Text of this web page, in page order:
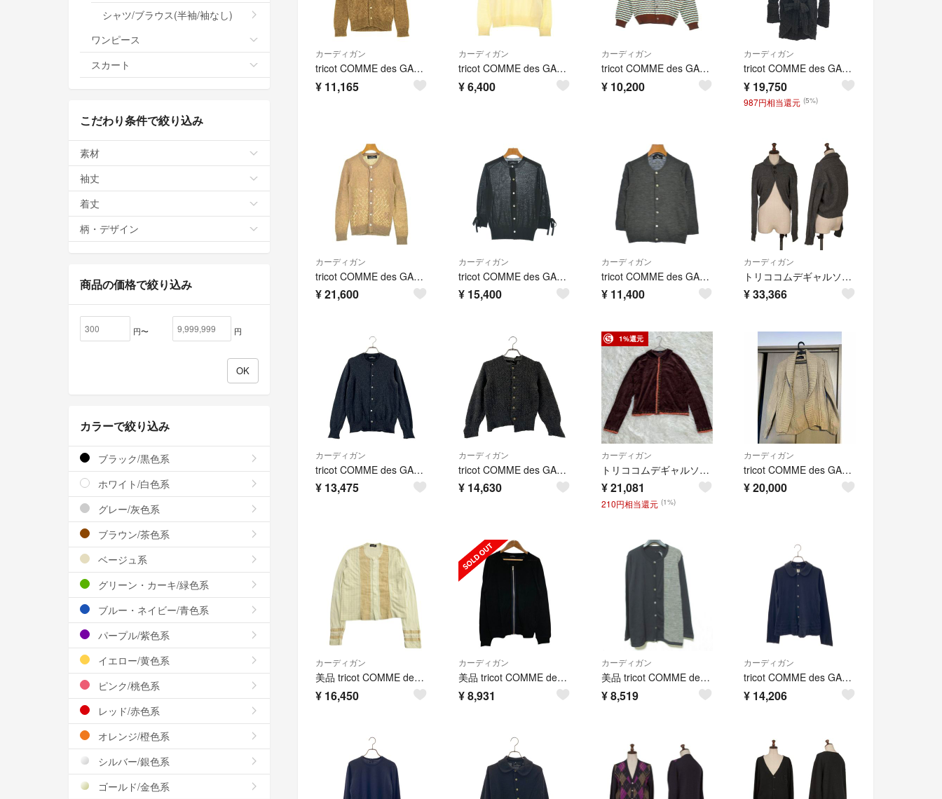
カーディガン
tricot COMME des GARCONS / トリココムデギャルソン | 2017AW | アルパカ クルーネックカーディガン | ブラウン | レディース
¥ 11,165
カーディガン
tricot COMME des GARCONS カーディガン M 白 【古着】【中古】【送料無料】
¥6,400
カーディガン
tricot COMME des GARCONS カーディガン S 茶 【古着】【中古】【送料無料】
¥ 10,200
カーディガン
tricot COMME des GARCONS トリココムデギャルソン 2006AW セーフティピン ウールニットガウン カーディガン TR-N028 グレー
¥ 19,750
987円相当還元 (5%)
カーディガン
tricot COMME des GARCONS カーディガン S 茶 【古着】【中古】【送料無料】
¥21,600
カーディガン
tricot COMME des GARCONS カーディガン M 黒 【古着】【中古】【送料無料】
¥ 15,400
カーディガン
tricot COMME des GARCONS カーディガン S グレー 【古着】【中古】【送料無料】
¥ 11,400
カーディガン
トリココムデギャルソンtricot COMME des GARCONS ウールラウンドシルエットニットボレロカーディガン グレーM位
¥33,366
カーディガン
tricot COMME des GARCONS / トリココムデギャルソン | 2012AW | cashmere 100％ / カシミヤ ニット カーディガン | ダークグレー | レディース
¥ 13,475
カーディガン
tricot COMME des GARCONS / トリココムデギャルソン | 2007AW | ケーブルニット 捻れ カーディガン | グレー | レディース
¥ 14,630
1%還元
カーディガン
トリココムデギャルソン ベロア襟 カーディガン 茶 刺繍 ブラウン AD2002
¥21,081
210円相当還元 (1%)
カーディガン
tricot COMME des GARÇONS ベージュ ショールカーディガン
¥20,000
カーディガン
美品 tricot COMME des GARCONS トリココムデギャルソン 06ss 製品染め 異素材 カーディガン カットソー ピンタック ベージュ レディース 古着 中古 USED
¥ 16,450
カーディガン
美品 tricot COMME des GARCONS トリココムデギャルソン ジップ ニットカーディガン ジャケット TI-T059 ブラック レディース 古着 中古 USED
¥8,931
カーディガン
美品 tricot COMME des GARCONS トリココムデギャルソン 90s ヴィンテージ 千鳥格子 ドッキング カーディガン TT-080020 ブラック レディース 古着 中古 USED
¥8,519
カーディガン
tricot COMME des GARCONS / トリココムデギャルソン | 2004SS | コットン レーヨン 丸襟 レイヤード カーディガン | ブラック | レディース
¥ 14,206
シャツ/ブラウス(半袖/袖なし)
ワンピース
スカート
こだわり条件で絞り込み
素材
袖丈
着丈
柄・デザイン
商品の価格で絞り込み
円〜 円
カラーで絞り込み
ブラック/黒色系
ホワイト/白色系
グレー/灰色系
ブラウン/茶色系
ベージュ系
グリーン・カーキ/緑色系
ブルー・ネイビー/青色系
パープル/紫色系
イエロー/黄色系
ピンク/桃色系
レッド/赤色系
オレンジ/橙色系
シルバー/銀色系
ゴールド/金色系